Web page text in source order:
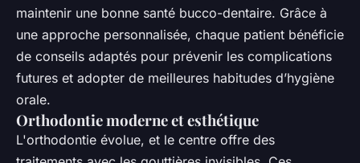
maintenir une bonne santé bucco-dentaire. Grâce à
une approche personnalisée, chaque patient bénéficie
de conseils adaptés pour prévenir les complications
futures et adopter de meilleures habitudes d’hygiène
orale.
Orthodontie moderne et esthétique
L'orthodontie évolue, et le centre offre des